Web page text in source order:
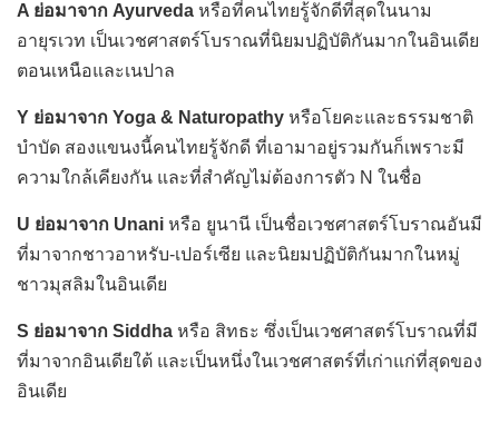
A ย่อมาจาก Ayurveda หรือที่คนไทยรู้จักดีที่สุดในนาม
อายุรเวท เป็นเวชศาสตร์โบราณที่นิยมปฏิบัติกันมากในอินเดีย
ตอนเหนือและเนปาล
Y ย่อมาจาก Yoga & Naturopathy หรือโยคะและธรรมชาติ
บำบัด สองแขนงนี้คนไทยรู้จักดี ที่เอามาอยู่รวมกันก็เพราะมี
ความใกล้เคียงกัน และที่สำคัญไม่ต้องการตัว N ในชื่อ
U ย่อมาจาก Unani หรือ ยูนานี เป็นชื่อเวชศาสตร์โบราณอันมี
ที่มาจากชาวอาหรับ-เปอร์เซีย และนิยมปฏิบัติกันมากในหมู่
ชาวมุสลิมในอินเดีย
S ย่อมาจาก Siddha หรือ สิทธะ ซึ่งเป็นเวชศาสตร์โบราณที่มี
ที่มาจากอินเดียใต้ และเป็นหนึ่งในเวชศาสตร์ที่เก่าแก่ที่สุดของ
อินเดีย